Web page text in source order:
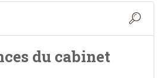
du cabinet